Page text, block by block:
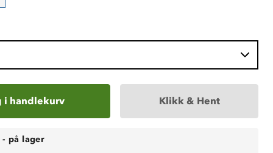
i handlekurv Klikk & Hent
- på lager